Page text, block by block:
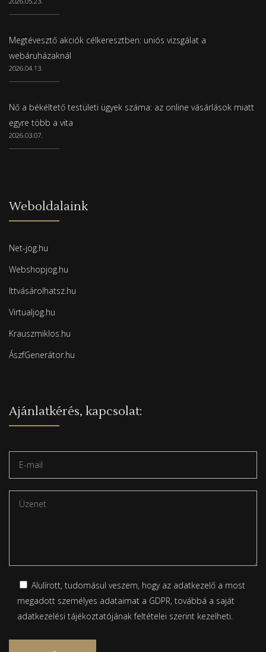
Megtévesztő akciók célkeresztben: uniós vizsgálat a
webáruházaknál
2026.04.13.
Nő a békéltető testületi ügyek száma: az online vásárlások miatt
egyre több a vita
2026.03.07.
Weboldalaink
Net-jog.hu
Webshopjog.hu
Ittvásárolhatsz.hu
Virtualjog.hu
Krauszmiklos.hu
ÁszfGenerátor.hu
Ajánlatkérés, kapcsolat:
Alulírott, tudomásul veszem, hogy az adatkezelő a most
megadott személyes adataimat a GDPR, továbbá a saját
adatkezelési tájékoztatójánakfeltételei szerint kezelheti.
Please leave this field empty.